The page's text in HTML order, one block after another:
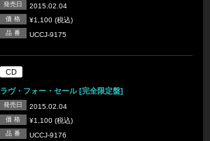
発売日 2015.02.04
価 格 ¥1,100 (税込)
品 番 UCCJ-9175
CD
ラヴ・フォー・セール [完全限定盤]
発売日 2015.02.04
価 格 ¥1,100 (税込)
品 番 UCCJ-9176